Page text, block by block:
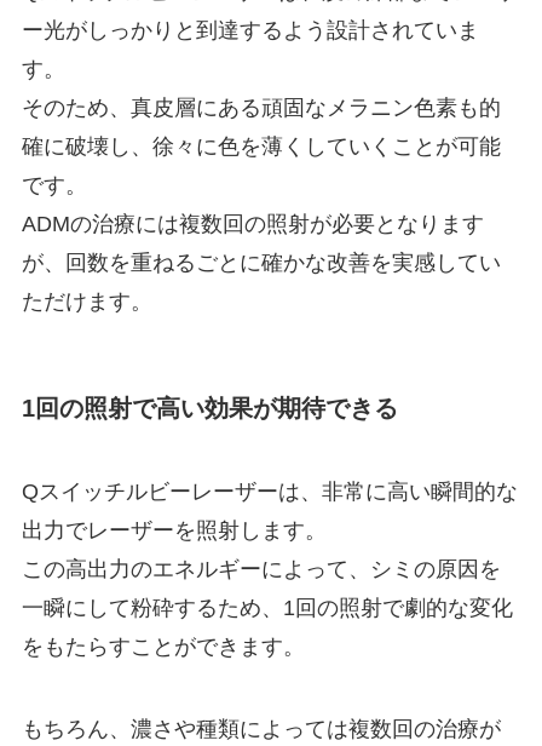
ー光がしっかりと到達するよう設計されていま
す。
そのため、真皮層にある頑固なメラニン色素も的
確に破壊し、徐々に色を薄くしていくことが可能
です。
ADMの治療には複数回の照射が必要となります
が、回数を重ねるごとに確かな改善を実感してい
ただけます。
1回の照射で高い効果が期待できる
Qスイッチルビーレーザーは、非常に高い瞬間的な
出力でレーザーを照射します。
この高出力のエネルギーによって、シミの原因を
一瞬にして粉砕するため、1回の照射で劇的な変化
をもたらすことができます。
もちろん、濃さや種類によっては複数回の治療が